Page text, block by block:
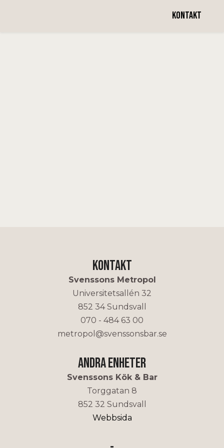
KONTAKT
Kontakt
Svenssons Metropol
Universitetsallén 32
852 34 Sundsvall
070 - 484 63 00
metropol@svenssonsbar.se
Andra enheter
Svenssons Kök & Bar
Torggatan 8
852 32 Sundsvall
Webbsida